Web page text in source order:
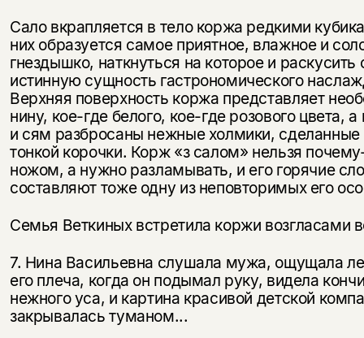
Сало вкрапляется в тело коржа редкими
них обра­зуется самое приятное, влажное и
гнездышко, наткнуться на которое и раскусить
истинную сущность гастрономического
Верхняя поверхность коржа представляет
нину, кое-где белого, кое-где розового цвета,
и сям разбро­саны нежные холмики, сделанные
тонкой корочки. Корж «з салом» нельзя
ножом, а нужно разламывать, и его горячие
составляют тоже одну из неповторимых его
Семья Веткиных встретила коржи возгласами
7. Нина Васильевна слушала мужа, ощущала
его плеча, когда он подымал руку, видела
нежного уса, и картина кра­сивой детской
закрывалась туманом...
Я соглашаюсь сПолитикой конфиденциальности
подписаться
Я соглашаюсь сПолитикой конфиденциальности
подписаться
вам уже исполнилось 18 лет?
да
нет, вернуться назад